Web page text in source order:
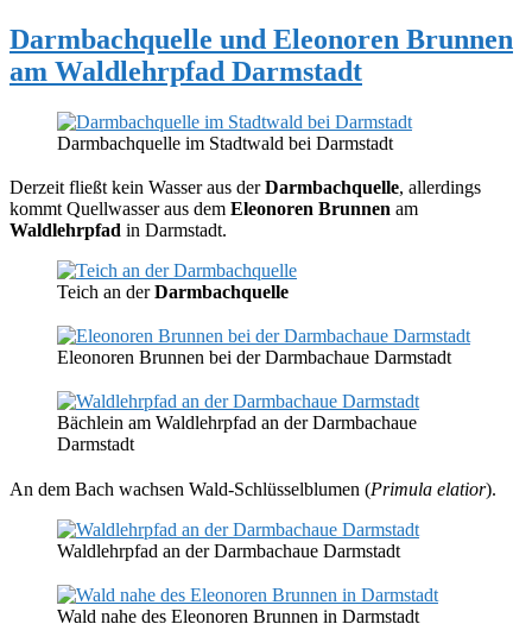
Darmbachquelle und Eleonoren Brunnen
am Waldlehrpfad Darmstadt
Darmbachquelle im Stadtwald bei Darmstadt
Derzeit fließt kein Wasser aus derDarmbachquelle, allerdings
kommt Quellwasser aus dem Eleonoren Brunnen am
Waldlehrpfad in Darmstadt.
Teich an derDarmbachquelle
Eleonoren Brunnen bei der Darmbachaue Darmstadt
Bächlein am Waldlehrpfad an der Darmbachaue
Darmstadt
An dem Bach wachsen Wald-Schlüsselblumen (Primula elatior).
Waldlehrpfad an der Darmbachaue Darmstadt
Wald nahe des Eleonoren Brunnen in Darmstadt